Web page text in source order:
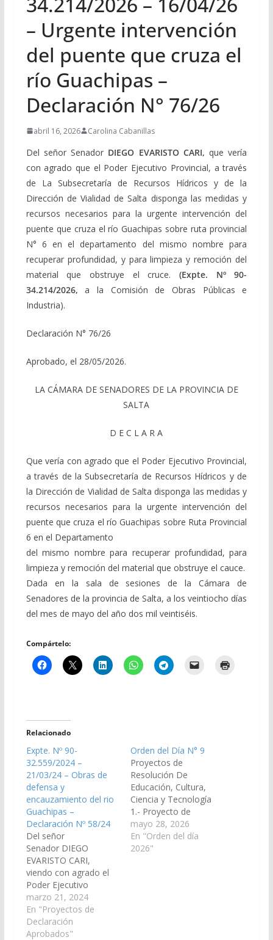
– Urgente intervención
del puente que cruza el
río Guachipas –
Declaración N° 76/26
abril 16, 2026 Carolina Cabanillas
Del señor Senador DIEGO EVARISTO CARI, que vería
con agrado que el Poder Ejecutivo Provincial, a través
de La Subsecretaría de Recursos Hídricos y de la
Dirección de Vialidad de Salta disponga las medidas y
recursos necesarios para la urgente intervención del
puente que cruza el río Guachipas sobre ruta provincial
N° 6 en el departamento del mismo nombre para
recuperar profundidad, y para limpieza y remoción del
material que obstruye el cruce. (Expte. Nº 90-
34.214/2026,a la Comisión de Obras Públicas e
Industria).
Declaración N° 76/26
Aprobado, el 28/05/2026.
LA CÁMARA DE SENADORES DE LA PROVINCIA DE
SALTA
D E C L A R A
Que vería con agrado que el Poder Ejecutivo Provincial,
a través de la Subsecretaría de Recursos Hídricos y de
la Dirección de Vialidad de Salta disponga las medidas y
recursos necesarios para la urgente intervención del
puente que cruza el río Guachipas sobre Ruta Provincial
6 en el Departamento
del mismo nombre para recuperar profundidad, para
limpieza y remoción del material que obstruye el cauce.
Dada en la sala de sesiones de la Cámara de
Senadores de la provincia de Salta, a los veintiocho días
del mes de mayo del año dos mil veintiséis.
Compártelo:
Relacionado
Expte. Nº 90-
32.559/2024 –
21/03/24 – Obras de
defensa y
encauzamiento del rio
Guachipas –
Declaración Nº 58/24
Del señor
Senador DIEGO
EVARISTO CARI,
viendo con agrado el
Poder Ejecutivo
Provincial, a través de
los organismos
competentes,
disponga las medidas y
marzo 21, 2024
En "Proyectos de
Declaración
Aprobados"
Orden del Día N° 9
Proyectos de
Resolución De
Educación, Cultura,
Ciencia y Tecnología
1.- Proyecto de
Resolución de los
señores Senadores
ENRIQUE CORNEJO y
mayo 28, 2026
En "Orden del día
2026"